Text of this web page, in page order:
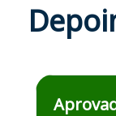
Estudante